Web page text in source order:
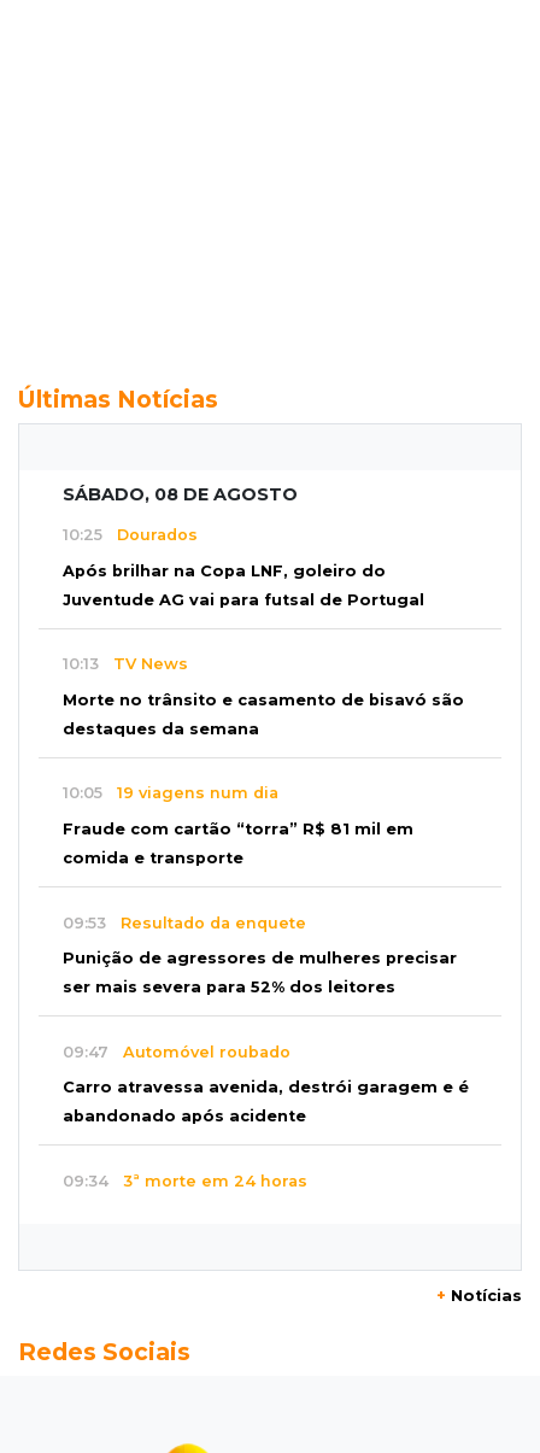
Últimas Notícias
SÁBADO, 08 DE AGOSTO
10:25 Dourados
Após brilhar na Copa LNF, goleiro do
Juventude AG vai para futsal de Portugal
10:13 TV News
Morte no trânsito e casamento de bisavó são
destaques da semana
10:05 19 viagens num dia
Fraude com cartão “torra” R$ 81 mil em
comida e transporte
09:53 Resultado da enquete
Punição de agressores de mulheres precisar
ser mais severa para 52% dos leitores
09:47 Automóvel roubado
Carro atravessa avenida, destrói garagem e é
abandonado após acidente
09:34 3ª morte em 24 horas
Atletas de MS intensificam preparação para
Jardim Manaíra
+ Notícias
Redes Sociais